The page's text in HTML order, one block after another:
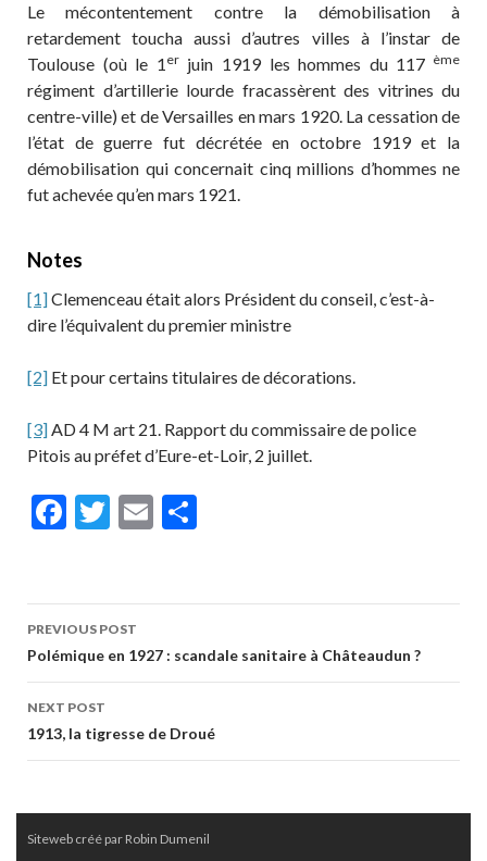
Le mécontentement contre la démobilisation à
retardement toucha aussi d’autres villes à l’instar de
Toulouse (où le 1 erjuin 1919 les hommes du 117 ème
régiment d’artillerie lourde fracassèrent des vitrines du
centre-ville) et de Versailles en mars 1920. La cessation de
l’état de guerre fut décrétée en octobre 1919 et la
démobilisation qui concernait cinq millions d’hommes ne
fut achevée qu’en mars 1921.
Notes
[1]Clemenceau était alors Président du conseil, c’est-à-
dire l’équivalent du premier ministre
[2] Et pour certains titulaires de décorations.
[3]AD 4 M art 21. Rapport du commissaire de police
Pitois au préfet d’Eure-et-Loir, 2 juillet.
F
b
o
o
k
T
er
E
l
g
er
Post
navigation
PREVIOUS POST
Polémique en 1927 : scandale sanitaire à Châteaudun ?
NEXT POST
1913, la tigresse de Droué
Siteweb créé par Robin Dumenil